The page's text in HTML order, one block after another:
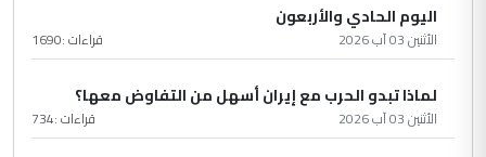
اليوم الحادي والأربعون
الأثنين 03 آب 2026 قراءات :1690
لماذا تبدو الحرب مع إيران أسهل من التفاوض معها؟
الأثنين 03 آب 2026 قراءات :734